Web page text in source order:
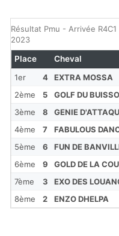
Résultat Pmu - Arrivée
2023
1er 4 EXTRA MOSSA
2ème
5 GOLF DU
3ème
8 GENIE
4ème
7 FABULOUS
5ème
6 FUN DE
6ème
9 GOLD DE LA
7ème
3 EXO DES
8ème
2 ENZO DHELPA
Place Cheval